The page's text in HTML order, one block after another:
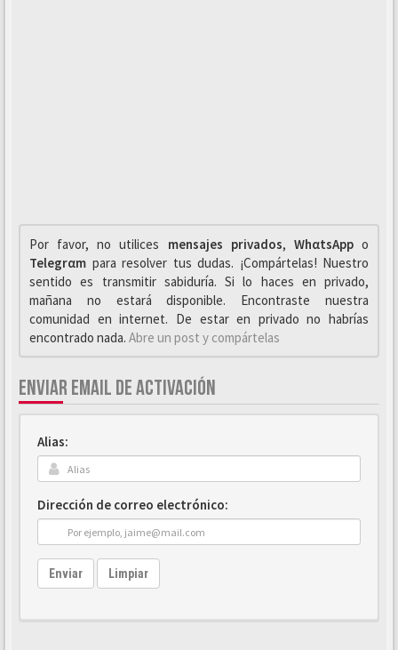
Por favor, no utilices mensajes privados, WhαtsAppo
Telegrαm para resolver tus dudas. ¡Compártelas! Nuestro
sentido es transmitir sabiduría. Si lo haces en privado,
mañana no estará disponible. Encontraste nuestra
comunidad en internet. De estar en privado no habrías
encontrado nada. Abre un post y compártelas
ENVIAR EMAIL DE ACTIVACIÓN
Alias:
Dirección de correo electrónico:
Enviar Limpiar